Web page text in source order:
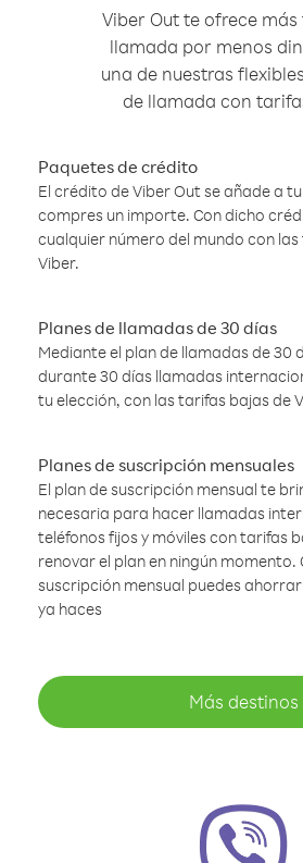
Viber Out te ofrece
llamada por menos
una de nuestras
de llamada con
Paquetes de crédito
El crédito de Viber Out se añade a
compres un importe. Con dicho
cualquier número del mundo con
Viber.
Planes de llamadas de 30 días
Mediante el plan de llamadas de 30
durante 30 días llamadas
tu elección, con las tarifas bajas de
Planes de suscripción mensuales
El plan de suscripción mensual te
necesaria para hacer llamadas
teléfonos fijos y móviles con tarifas
renovar el plan en ningún momento.
suscripción mensual puedes
ya haces
Más destinos